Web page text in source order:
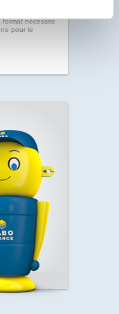
format nécessite
pour le